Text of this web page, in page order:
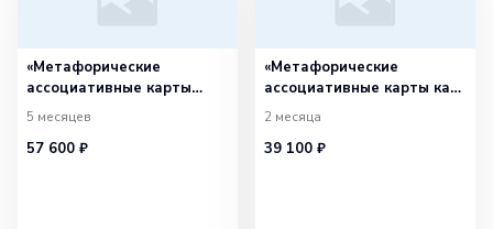
«Метафорические
ассоциативные карты
в практике работы
психолога»
5 месяцев
57 600 ₽
«Метафорические
ассоциативные карты как
инструмент работы
психолога»
2 месяца
39 100 ₽